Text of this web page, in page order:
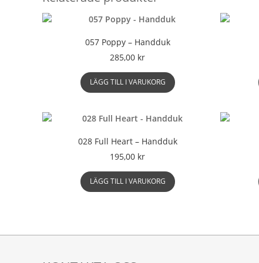
De
alternativen
på
produktsidan
057 Poppy – Handduk
285,00 kr
LÄGG TILL I VARUKORG
028 Full Heart – Handduk
195,00 kr
LÄGG TILL I VARUKORG